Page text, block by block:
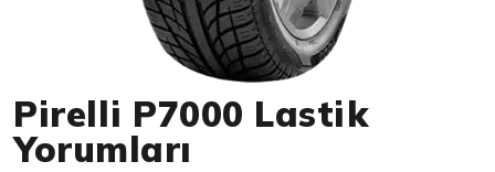
Pirelli P7000 Lastik
Yorumları